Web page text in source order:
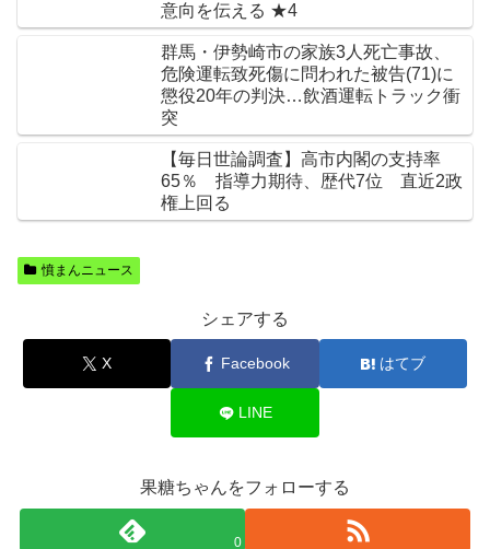
意向を伝える ★4
群馬・伊勢崎市の家族3人死亡事故、
危険運転致死傷に問われた被告(71)に
懲役20年の判決…飲酒運転トラック衝
突
【毎日世論調査】高市内閣の支持率
65％ 指導力期待、歴代7位 直近2政
権上回る
憤まんニュース
シェアする
X Facebook はてブ
LINE
果糖ちゃんをフォローする
0